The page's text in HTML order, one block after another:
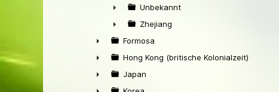
►
►
Unbekannt
►
Zhejiang
►
Formosa
►
Hong Kong (britische Kolonialzeit)
Japan